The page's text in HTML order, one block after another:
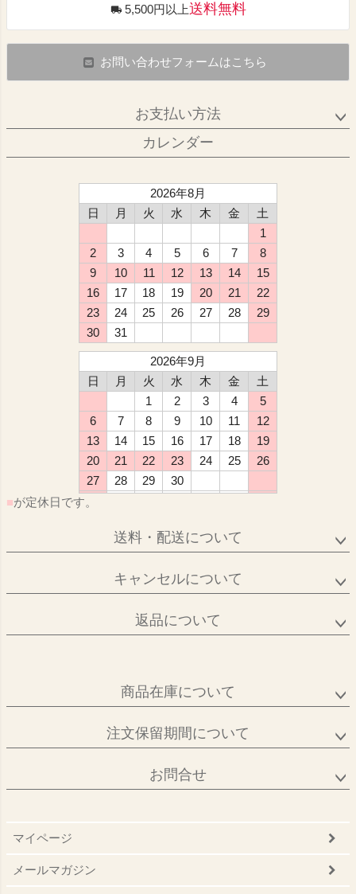
5,500円以上送料無料
お問い合わせフォームはこちら
お支払い方法
カレンダー
2026年8月
日
月 火 水 木 金
土
1
2
3 4 5 6 7
8
9
10 11 12 13 14
15
16
17 18 19 20 21
22
23
24 25 26 27 28
29
30
31
2026年9月
日
月 火 水 木 金
土
1
2 3 4
5
6
7 8 9 10 11
12
13
14 15 16 17 18
19
20
21 22 23 24 25
26
27
28 29
30
■が定休日です。
送料・配送について
キャンセルについて
返品について
商品在庫について
注文保留期間について
お問合せ
マイページ
メールマガジン